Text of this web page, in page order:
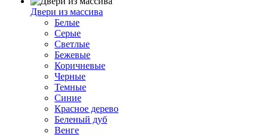
Двери из массива
Белые
Серые
Светлые
Бежевые
Коричневые
Черные
Темные
Синие
Красное дерево
Беленый дуб
Венге